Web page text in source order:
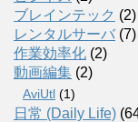
ブレインテック (2)
レンタルサーバ (7)
作業効率化 (2)
動画編集 (2)
AviUtl (1)
日常 (Daily Life)